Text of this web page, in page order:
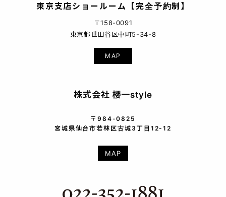
東京支店ショールーム【完全予約制】
〒158-0091
東京都世田谷区中町5-34-8
MAP
株式会社 櫻一style
〒984-0825
宮城県仙台市若林区古城3丁目12-12
MAP